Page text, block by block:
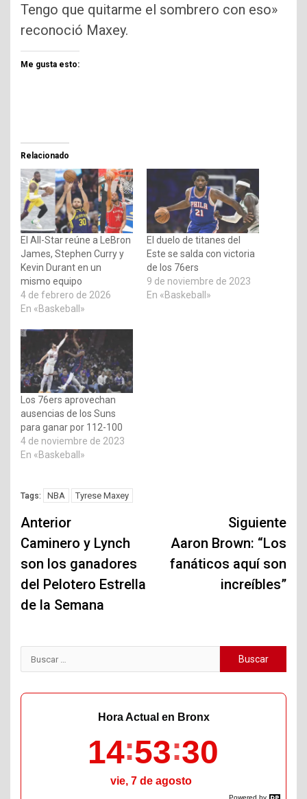
Tengo que quitarme el sombrero con eso»
reconoció Maxey.
Me gusta esto:
Relacionado
El All-Star reúne a LeBron
James, Stephen Curry y
Kevin Durant en un
mismo equipo
4 de febrero de 2026
En «Baskeball»
El duelo de titanes del
Este se salda con victoria
de los 76ers
9 de noviembre de 2023
En «Baskeball»
Los 76ers aprovechan
ausencias de los Suns
para ganar por 112-100
4 de noviembre de 2023
En «Baskeball»
Tags: NBA Tyrese Maxey
Navegación
de
entradas
Anterior
Caminero y Lynch
son los ganadores
del Pelotero Estrella
de la Semana
Siguiente
Aaron Brown: “Los
fanáticos aquí son
increíbles”
Buscar:
Powered by
Hora Actual en Bronx
14 53 31
vie, 7 de agosto